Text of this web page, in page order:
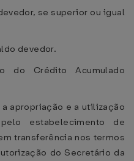
se superior ou igual
devedor.
do Crédito Acumulado
apropriação e a utilização
estabelecimento de
transferência nos termos
do Secretário da